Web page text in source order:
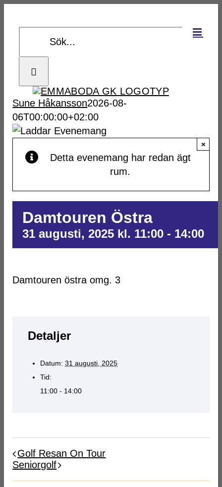
Sune Håkansson2026-08-
06T00:00:00+02:00
Detta evenemang har redan ägt
rum.
×
Damtouren Östra
31 augusti, 2025 kl. 11:00 - 14:00
Damtouren östra omg. 3
Detaljer
Datum: 31 augusti, 2025
Tid:
11:00 - 14:00
Golf Resan On Tour
Seniorgolf